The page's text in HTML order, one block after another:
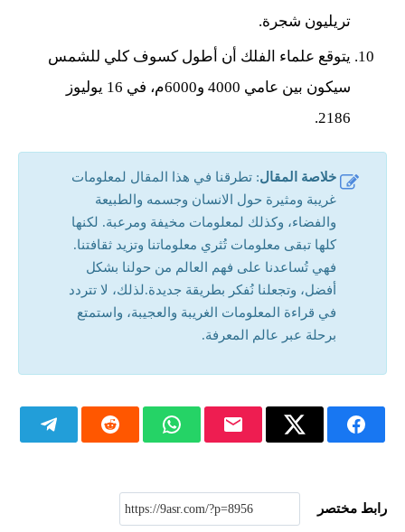
تريليون شجرة.
يتوقع علماء الفلك أن أطول كسوف كلي للشمس
سيكون بين عامي 4000 و6000م، في 16 يوليوز
2186.
خلاصة المقال: تطرقنا في هذا المقال لمعلومات
غريبة ومثيرة حول الانسان وجسمه والطبيعة
والفضاء، وكذلك لمعلومات مخيفة ومرعبة. لكنها
كلها تبقى معلومات تُثري معلوماتنا وتزيد ثقافتنا.
فهي تُساعدنا على فهم العالم من حولنا بشكل
أفضل، وتجعلنا نُفكر بطريقة جديدة.لذلك، لا تتردد
في قراءة المعلومات الغريبة والعجيبة، واستمتع
برحلة عبر عالم المعرفة.
رابط مختصر